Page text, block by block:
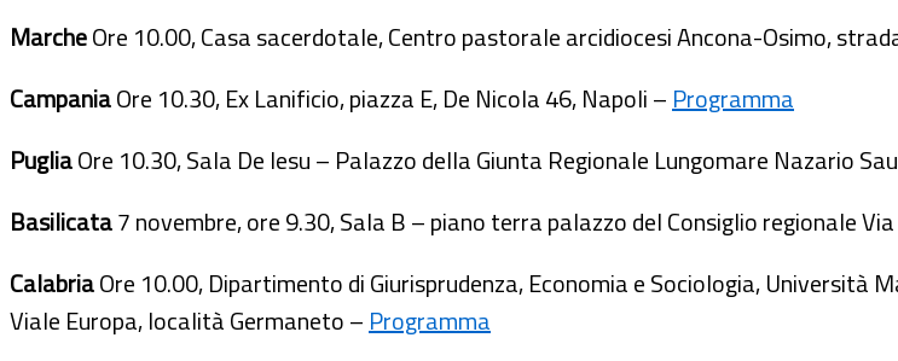
MarcheOre 10.00, Casa sacerdotale, Centro pastorale arcidiocesi Ancona-Osimo,
CampaniaOre 10.30, Ex Lanificio, piazza E, De Nicola 46, Napoli – Programma
PugliaOre 10.30, Sala De Iesu – Palazzo della Giunta Regionale Lungomare Nazario
Basilicata7 novembre, ore 9.30, Sala B – piano terra palazzo del Consiglio regionale
CalabriaOre 10.00, Dipartimento di Giurisprudenza, Economia e Sociologia, Università
Viale Europa, località Germaneto – Programma